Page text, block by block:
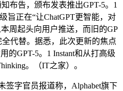
告，颁布发表推出GPT-5。1
旨正在“让ChatGPT更智能，对
周起头向用户推送，而旧的GP
代替。据悉，此次更新的焦点
的GPT-5。1 Instant和从打高级
。（IT之家）。
字官员报道称，Alphabet旗下